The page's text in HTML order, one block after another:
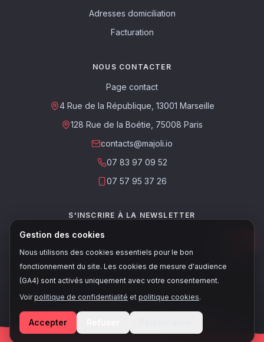
Gestion des cookies
Nous utilisons des cookies essentiels pour le bon
fonctionnement du site. Les cookies de mesure d'audience
(GA4) sont activés uniquement avec votre consentement.
Voir politique de confidentialité et politique cookies.
Accepter
Adresses domiciliation
Facturation
NOUS CONTACTER
Page contact
4 Rue de la République, 13001 Marseille
128 Rue de la Boétie, 75008 Paris
contacts@majoli.io
07 83 97 09 52
07 57 95 37 26
S'INSCRIRE À LA NEWSLETTER
Ce site est protégé par reCAPTCHA. Les règles de confidentialité
© 2026, Majoli - Tous droits réservés
Conditions de vente
•Mentions légales